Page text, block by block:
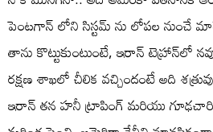
పెంటగాన్ లోని సిస్టమ్ ను లోపల నుంచే
తాను కొట్టుకుంటుంటే, ఇరాన్ టెహ్రాన్‌లో
రక్షణ శాఖలో చీలిక వచ్చిందంటే అది
ఇరాన్ తన హనీ ట్రాపింగ్ మరియు గూఢచారి